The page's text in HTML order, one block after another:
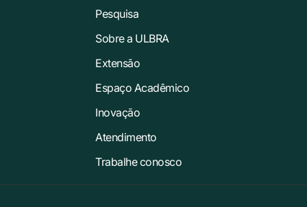
Pesquisa
Sobre a ULBRA
Extensão
Espaço Acadêmico
Inovação
Atendimento
Trabalhe conosco